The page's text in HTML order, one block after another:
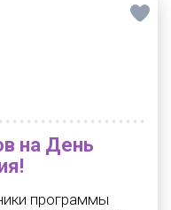
на День
программы